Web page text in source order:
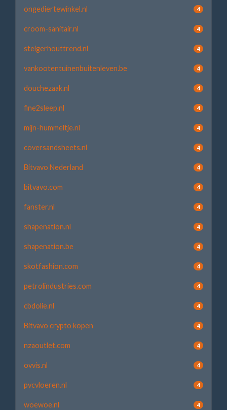
ongediertewinkel.nl 4
croom-sanitair.nl 4
steigerhouttrend.nl 4
vankootentuinenbuitenleven.be 4
douchezaak.nl 4
fine2sleep.nl 4
mijn-hummeltje.nl 4
coversandsheets.nl 4
Bitvavo Nederland 4
bitvavo.com 4
fanster.nl 4
shapenation.nl 4
shapenation.be 4
skotfashion.com 4
petrolindustries.com 4
cbdolie.nl 4
Bitvavo crypto kopen 4
nzaoutlet.com 4
ovvis.nl 4
pvcvloeren.nl 4
woewoe.nl 4